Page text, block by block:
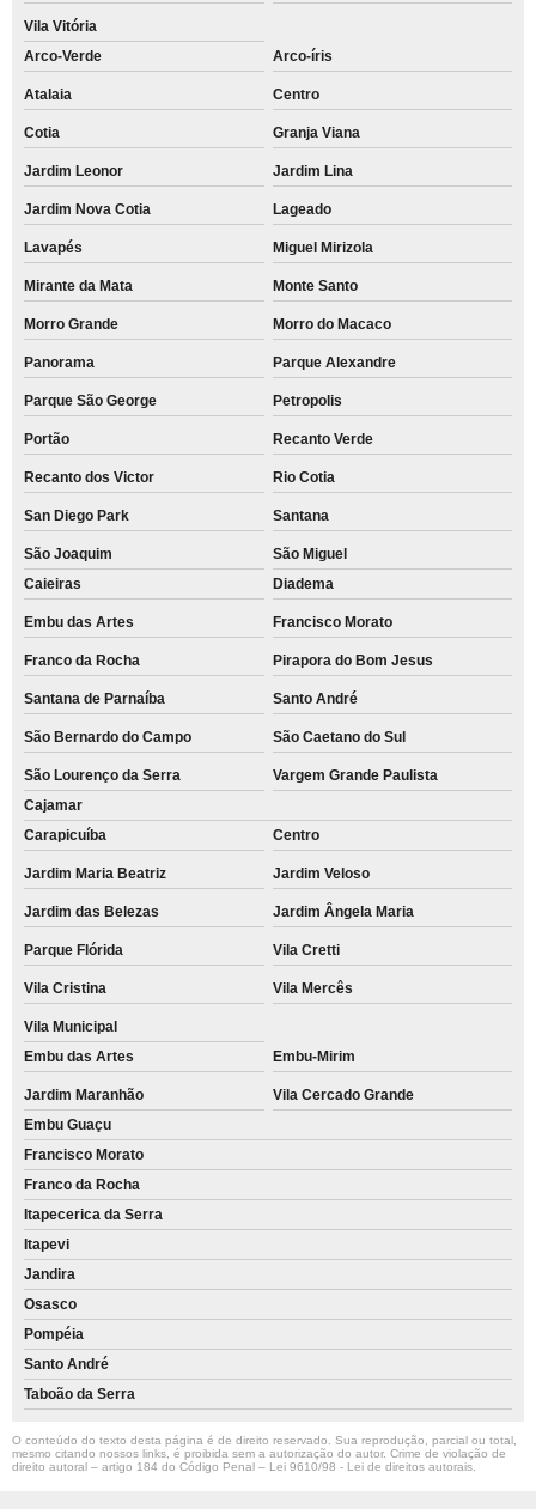
Vila Vitória
Arco-Verde
Arco-íris
Atalaia Centro
Cotia Granja Viana
Jardim Leonor Jardim Lina
Jardim Nova Cotia Lageado
Lavapés Miguel Mirizola
Mirante da Mata Monte Santo
Morro Grande Morro do Macaco
Panorama Parque Alexandre
Parque São George Petropolis
Portão Recanto Verde
Recanto dos Victor Rio Cotia
San Diego Park Santana
São Joaquim
São Miguel
Caieiras
Diadema
Embu das Artes Francisco Morato
Franco da Rocha Pirapora do Bom Jesus
Santana de Parnaíba Santo André
São Bernardo do Campo São Caetano do Sul
São Lourenço da Serra
Vargem Grande Paulista
Cajamar
Carapicuíba
Centro
Jardim Maria Beatriz Jardim Veloso
Jardim das Belezas Jardim Ângela Maria
Parque Flórida Vila Cretti
Vila Cristina Vila Mercês
Vila Municipal
Embu das Artes
Embu-Mirim
Jardim Maranhão
Vila Cercado Grande
Embu Guaçu
Francisco Morato
Franco da Rocha
Itapecerica da Serra
Itapevi
Jandira
Osasco
Pompéia
Santo André
Taboão da Serra
O conteúdo do texto desta página é de direito reservado. Sua reprodução, parcial ou total,
mesmo citando nossos links, é proibida sem a autorização do autor. Crime de violação de
direito autoral – artigo 184 do Código Penal – Lei 9610/98 - Lei de direitos autorais